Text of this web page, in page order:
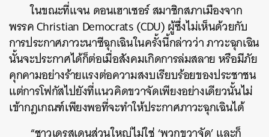
ในขณะที่แจนดอนเฮาเซอร์สมาชิกสภาเมืองจาก
พรรคChristian Democrats (CDU)ผู้ซึ่งไม่เห็นด้วยกับ
การประกาศภาวะนาซีฉุกเฉินในครั้งนี้กล่าวว่าภาวะฉุกเฉิน
นั้นจะประกาศได้ก็ต่อเมื่อสังคมเกิดการล่มสลายหรือมีภัย
คุกคามอย่างร้ายแรงต่อความสงบเรียบร้อยของประชาชน
แต่การโฟกัสไปยังที่แนวคิดขวาจัดเพียงอย่างเดียวนั้นไม่
เข้ากฎเกณฑ์เพียงพอที่จะทำให้ประกาศภาวะฉุกเฉินได้